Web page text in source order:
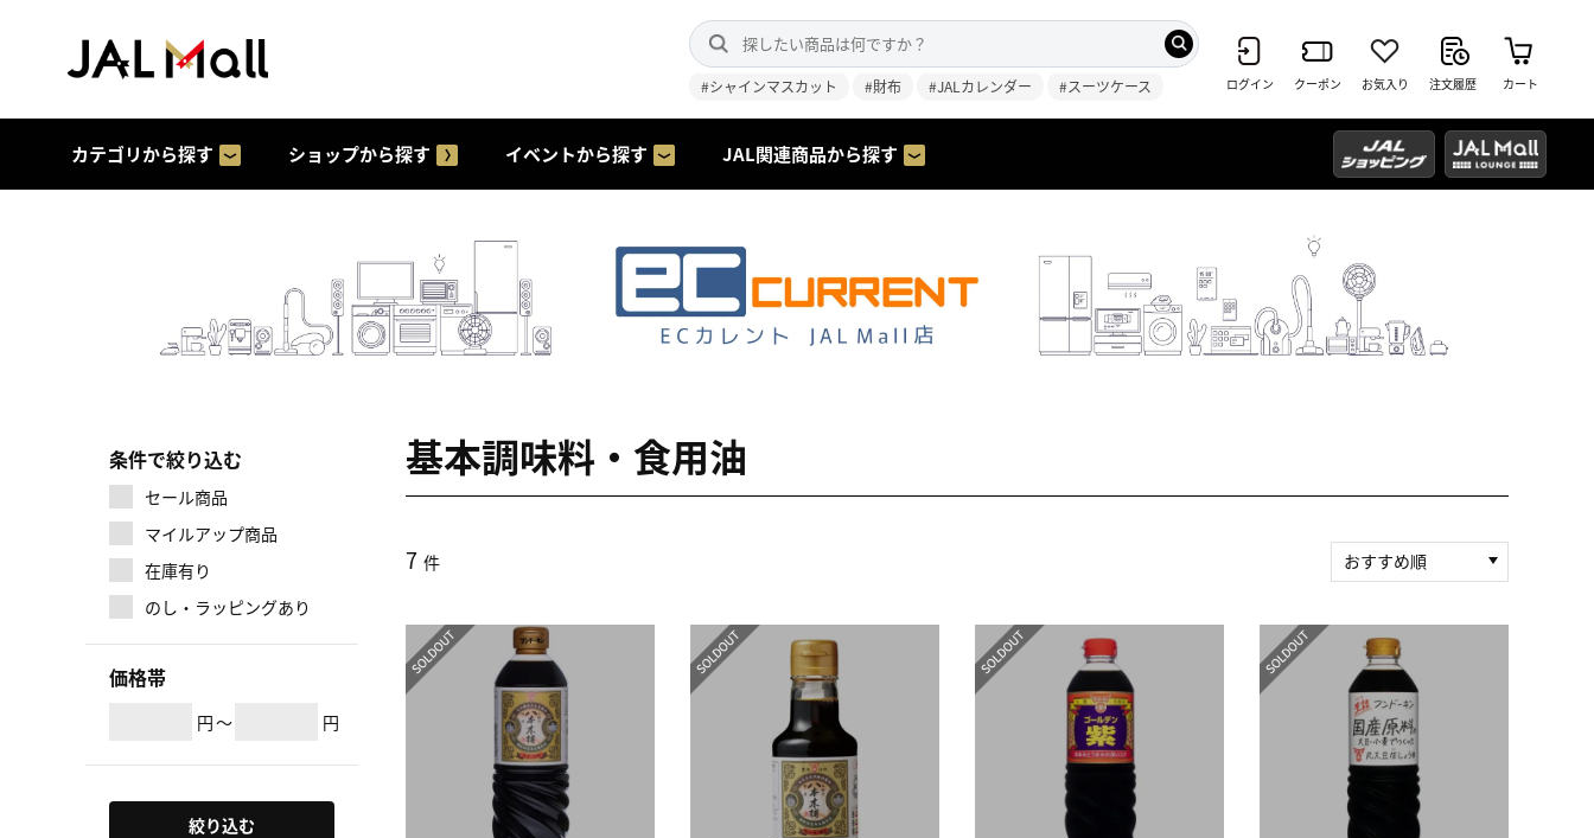
#シャインマスカット #財布 #JALカレンダー #スーツケース ログイン クーポン お気入り 注文履歴 カート
カテゴリから探す ショップから探す イベントから探す JAL関連商品から探す
マイルアップ商品
条件で絞り込む
セール商品
在庫有り
のし・ラッピングあり
価格帯
円～ 円
絞り込む
基本調味料・食用油
7 件
おすすめ順
積算マイル率（高い
順）
人気順
レビュー件数（多い
順）
レビュー評価（高い
順）
価格（安い順）
価格（高い順）